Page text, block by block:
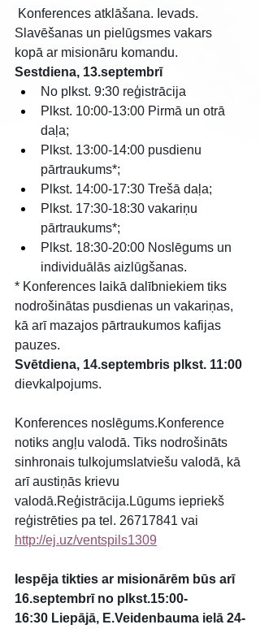
Slavēšanas un pielūgsmes vakars
kopā ar misionāru komandu.
Sestdiena, 13.septembrī
No plkst. 9:30 reģistrācija
Plkst. 10:00-13:00 Pirmā un otrā
daļa;
Plkst. 13:00-14:00 pusdienu
pārtraukums*;
Plkst. 14:00-17:30 Trešā daļa;
Plkst. 17:30-18:30 vakariņu
pārtraukums*;
Plkst. 18:30-20:00 Noslēgums un
individuālās aizlūgšanas.
* Konferences laikā dalībniekiem tiks
nodrošinātas pusdienas un vakariņas,
kā arī mazajos pārtraukumos kafijas
pauzes.
Svētdiena, 14.septembris plkst. 11:00
dievkalpojums.
Konferences noslēgums.Konference
notiks angļu valodā. Tiks nodrošināts
sinhronais tulkojumslatviešu valodā, kā
arī austiņās krievu
valodā.Reģistrācija.Lūgums iepriekš
reģistrēties pa tel. 26717841 vai
http://ej.uz/ventspils1309
Iespēja tikties ar misionārēm būs arī
16.septembrī no plkst.15:00-
16:30 Liepājā, E.Veidenbauma ielā 24-